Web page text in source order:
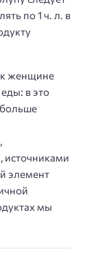
по 1 ч. л. в
женщине
в это
источниками
элемент
мы